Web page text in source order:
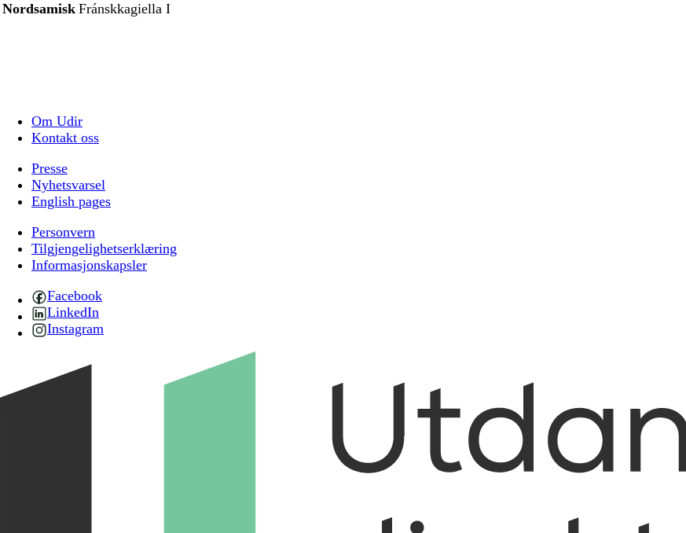
Nordsamisk Fránskkagiella I
Om Udir
Kontakt oss
Presse
Nyhetsvarsel
English pages
Personvern
Tilgjengelighetserklæring
Informasjonskapsler
Facebook
LinkedIn
Instagram